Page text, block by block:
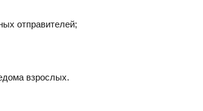
отправителей;
взрослых.